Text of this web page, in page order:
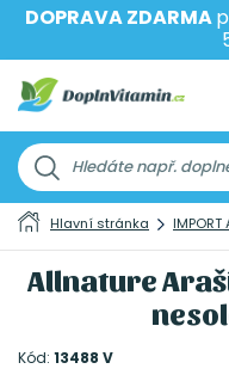
DOPRAVA ZDARMA
Hlavní stránka
Allnature
Kód: 13488 V